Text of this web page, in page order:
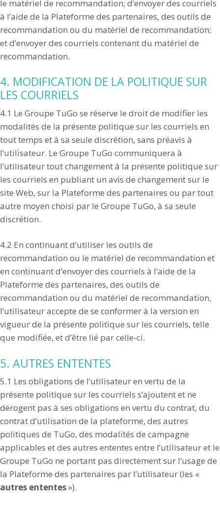
le matériel de recommandation; d’envoyer des courriels
à l’aide de la Plateforme des partenaires, des outils de
recommandation ou du matériel de recommandation;
et d’envoyer des courriels contenant du matériel de
recommandation.
4. MODIFICATION DE LA POLITIQUE SUR
LES COURRIELS
4.1 Le Groupe TuGo se réserve le droit de modifier les
modalités de la présente politique sur les courriels en
tout temps et à sa seule discrétion, sans préavis à
l’utilisateur. Le Groupe TuGo communiquera à
l’utilisateur tout changement à la présente politique sur
les courriels en publiant un avis de changement sur le
site Web, sur la Plateforme des partenaires ou par tout
autre moyen choisi par le Groupe TuGo, à sa seule
discrétion.
4.2 En continuant d’utiliser les outils de
recommandation ou le matériel de recommandation et
en continuant d’envoyer des courriels à l’aide de la
Plateforme des partenaires, des outils de
recommandation ou du matériel de recommandation,
l’utilisateur accepte de se conformer à la version en
vigueur de la présente politique sur les courriels, telle
que modifiée, et d’être lié par celle-ci.
5. AUTRES ENTENTES
5.1 Les obligations de l’utilisateur en vertu de la
présente politique sur les courriels s’ajoutent et ne
dérogent pas à ses obligations en vertu du contrat, du
contrat d’utilisation de la plateforme, des autres
politiques de TuGo, des modalités de campagne
applicables et des autres ententes entre l’utilisateur et le
Groupe TuGo ne portant pas directement sur l’usage de
la Plateforme des partenaires par l’utilisateur (les «
autres ententes»).